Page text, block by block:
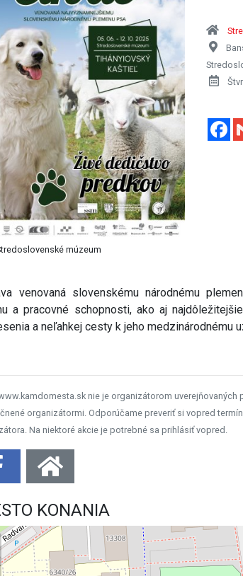
múzeum
venovaná slovenskému národnému
a pracovné schopnosti, ako aj
a neľahkej cesty k jeho medzinárodnému
nie je organizátorom
organizátormi. Odporúčame preveriť si vopred
Na niektoré akcie je potrebné sa prihlásiť vopred.
KONANIA